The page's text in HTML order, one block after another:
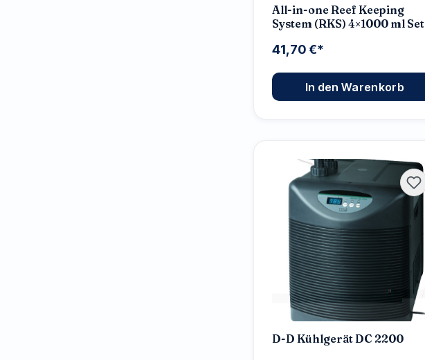
All-in-one Reef Keeping
System (RKS) 4×1000 ml Set
Concentrate
41,70 €*
In den Warenkorb
D-D Kühlgerät DC 2200